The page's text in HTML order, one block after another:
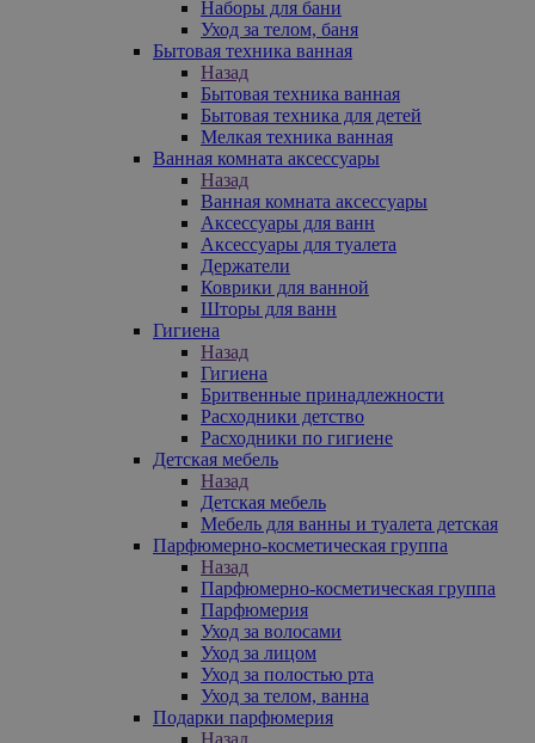
Наборы для бани
Уход за телом, баня
Бытовая техника ванная
Назад
Бытовая техника ванная
Бытовая техника для детей
Мелкая техника ванная
Ванная комната аксессуары
Назад
Ванная комната аксессуары
Аксессуары для ванн
Аксессуары для туалета
Держатели
Коврики для ванной
Шторы для ванн
Гигиена
Назад
Гигиена
Бритвенные принадлежности
Расходники детство
Расходники по гигиене
Детская мебель
Назад
Детская мебель
Мебель для ванны и туалета детская
Парфюмерно-косметическая группа
Назад
Парфюмерно-косметическая группа
Парфюмерия
Уход за волосами
Уход за лицом
Уход за полостью рта
Уход за телом, ванна
Подарки парфюмерия
Назад